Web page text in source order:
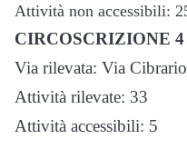
Attività non accessibili:
CIRCOSCRIZIONE 4
Via rilevata: Via
Attività rilevate: 33
Attività accessibili: 5